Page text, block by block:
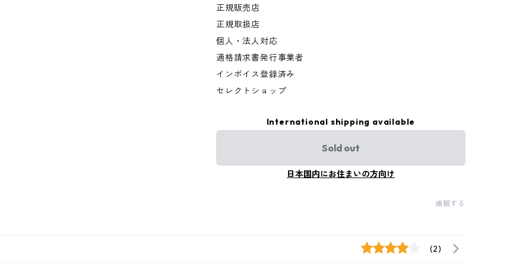
正規販売店
正規取扱店
個人・法人対応
適格請求書発行事業者
インボイス登録済み
セレクトショップ
International shipping available
Sold out
日本国内にお住まいの方向け
通報する
(2)